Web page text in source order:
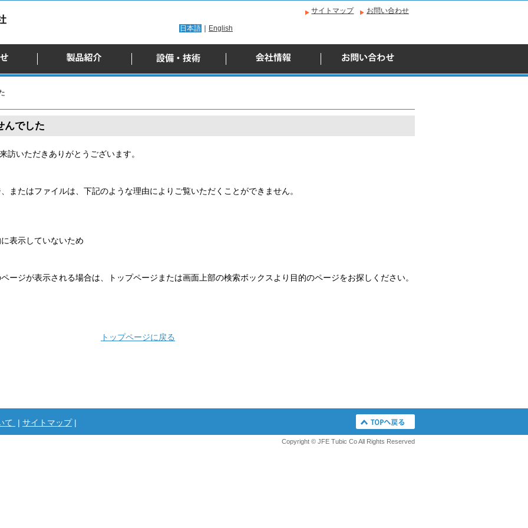
お問い合わせ
サイトマップ
日本語 English
んでした
いただきありがとうございます。
またはファイルは、下記のような理由によりご覧いただくことができません。
表示していないため
ージが表示される場合は、トップページまたは画面上部の検索ボックスより目的のページをお探しください。
トップページに戻る
て | サイトマップ|
Copyright © JFE Tubic Co All Rights Reserved